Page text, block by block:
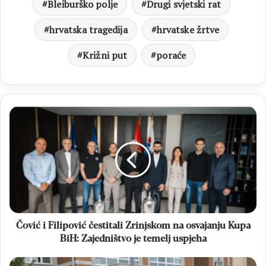
Bleiburško polje
Drugi svjetski rat
hrvatska tragedija
hrvatske žrtve
Križni put
poraće
Čović
Filipović
čestitali
Zrinjskom
osvajanju
BiH:
Zajedništvo
uspjeha
Čović i Filipović čestitali Zrinjskom na osvajanju Kupa
BiH: Zajedništvo je temelj uspjeha
Učenice